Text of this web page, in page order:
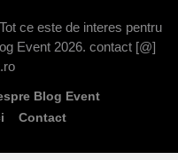
ce este de interes pentru
Event 2026. contact [@]
Blog Event
Contact